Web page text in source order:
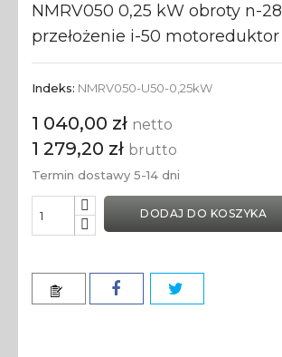
NMRV050 0,25 kW obroty n-28
przełożenie i-50 motoreduktor
Indeks: NMRV050-U50-0,25kW
1 040,00 zł netto
1 279,20 zł brutto
Termin dostawy 5-14 dni
DODAJ DO KOSZYKA